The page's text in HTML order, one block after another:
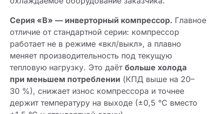
Серия «В» — инверторный компрессор. Главное
отличие от стандартной серии: компрессор
работает не в режиме «вкл/выкл», а плавно
меняет производительность под текущую
тепловую нагрузку. Это даёт больше холода
при меньшем потреблении (КПД выше на 20–
30 %), снижает износ компрессора и точнее
держит температуру на выходе (±0,5 °C вместо